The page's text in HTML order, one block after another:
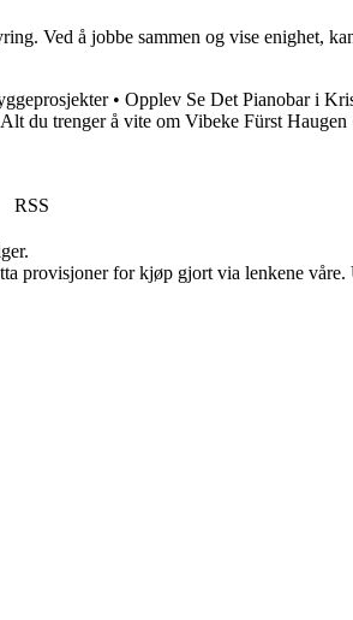
Ved å jobbe sammen og vise enighet,
• Opplev Se Det Pianobar i
Alt du trenger å vite om Vibeke Fürst Haugen
RSS
provisjoner for kjøp gjort via lenkene